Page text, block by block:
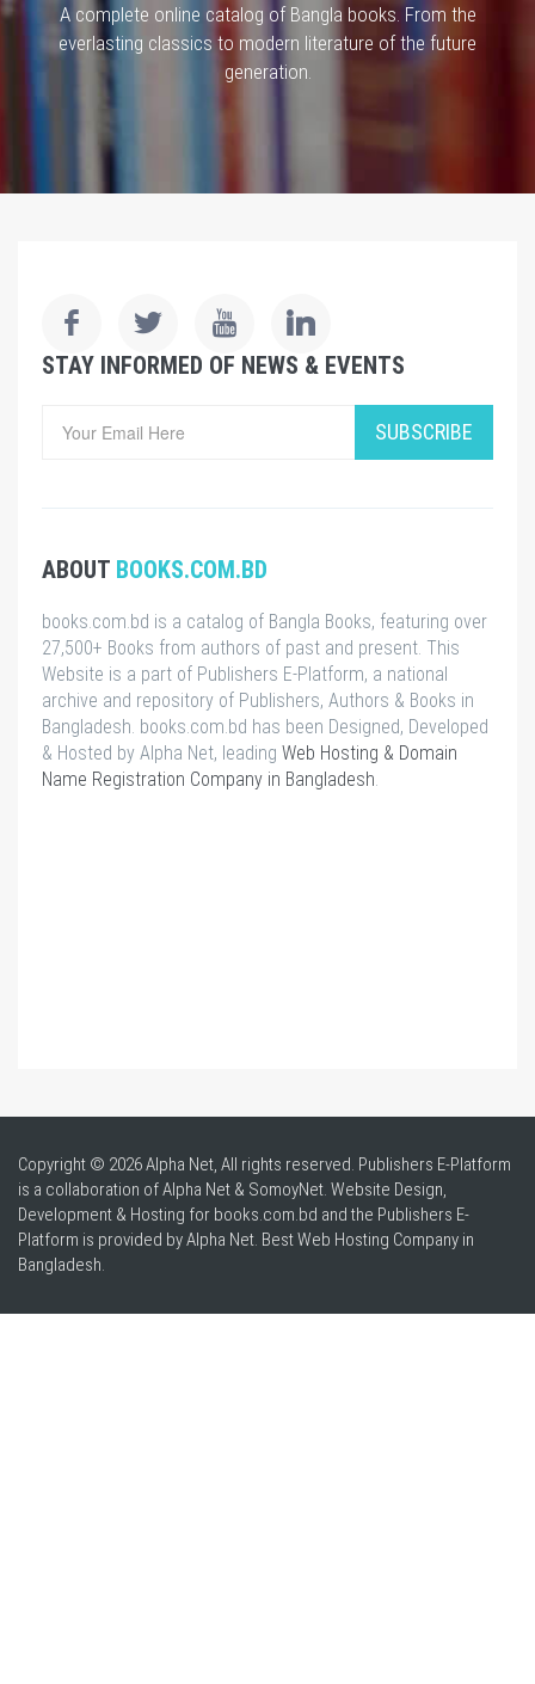
A complete online catalog of Bangla books. From the
everlasting classics to modern literature of the future
generation.
STAY INFORMED OF NEWS & EVENTS
SUBSCRIBE
ABOUT BOOKS.COM.BD
books.com.bd is a catalog of Bangla Books, featuring over
27,500+ Books from authors of past and present. This
Website is a part of Publishers E-Platform, a national
archive and repository of Publishers, Authors & Books in
Bangladesh. books.com.bd has been Designed, Developed
& Hosted by Alpha Net, leading Web Hosting & Domain
Name Registration Company in Bangladesh
Copyright © 2026 Alpha Net, All rights reserved. Publishers E-Platform
is a collaboration of Alpha Net & SomoyNet. Website Design,
Development & Hosting for books.com.bd and the Publishers E-
Platform is provided by Alpha Net. BestWeb Hosting Company in
Bangladesh.